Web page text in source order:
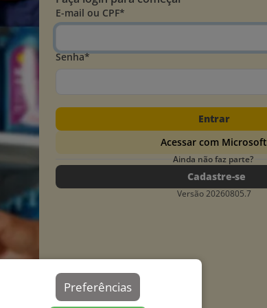
Preferências
E-mail ou CPF*
Senha*
Entrar
Acessar com Microsoft
Ainda não faz parte?
Cadastre-se
Versão 20260805.7